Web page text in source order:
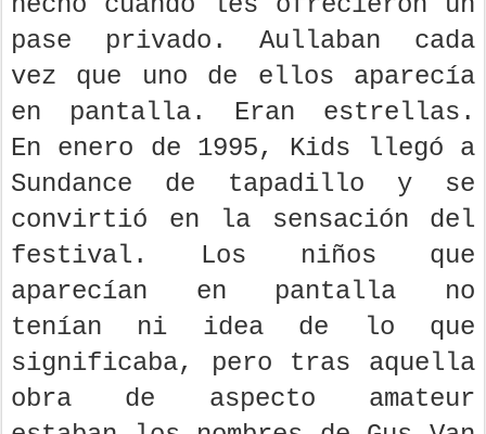
hecho cuando les ofrecieron un
pase privado. Aullaban cada
vez que uno de ellos aparecía
en pantalla. Eran estrellas.
En enero de 1995, Kids llegó a
Sundance de tapadillo y se
convirtió en la sensación del
festival. Los niños que
aparecían en pantalla no
tenían ni idea de lo que
significaba, pero tras aquella
obra de aspecto amateur